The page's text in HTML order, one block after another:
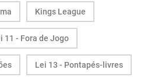
Kings League
11 - Fora de Jogo
Lei 13 - Pontapés-livres